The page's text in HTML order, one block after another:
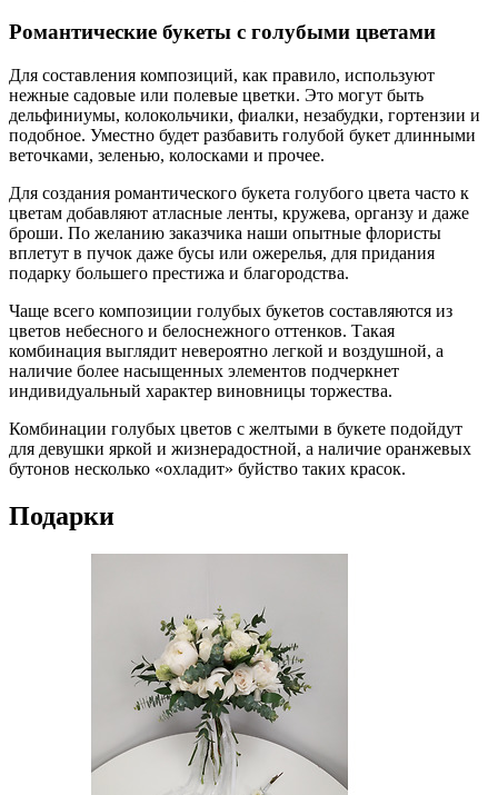
Романтические букеты с голубыми цветами
Для составления композиций, как правило, используют
нежные садовые или полевые цветки. Это могут быть
дельфиниумы, колокольчики, фиалки, незабудки, гортензии и
подобное. Уместно будет разбавить голубой букет длинными
веточками, зеленью, колосками и прочее.
Для создания романтического букета голубого цвета часто к
цветам добавляют атласные ленты, кружева, органзу и даже
броши. По желанию заказчика наши опытные флористы
вплетут в пучок даже бусы или ожерелья, для придания
подарку большего престижа и благородства.
Чаще всего композиции голубых букетов составляются из
цветов небесного и белоснежного оттенков. Такая
комбинация выглядит невероятно легкой и воздушной, а
наличие более насыщенных элементов подчеркнет
индивидуальный характер виновницы торжества.
Комбинации голубых цветов с желтыми в букете подойдут
для девушки яркой и жизнерадостной, а наличие оранжевых
бутонов несколько «охладит» буйство таких красок.
Подарки